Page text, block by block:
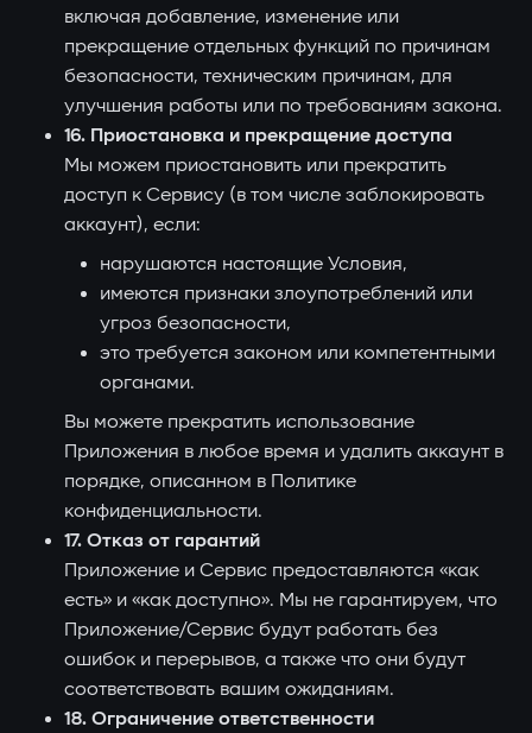
включая добавление, изменение или
прекращение отдельных функций по причинам
безопасности, техническим причинам, для
улучшения работы или по требованиям закона.
16. Приостановка и прекращение доступа
Мы можем приостановить или прекратить
доступ к Сервису (в том числе заблокировать
аккаунт), если:
нарушаются настоящие Условия,
имеются признаки злоупотреблений или
угроз безопасности,
это требуется законом или компетентными
органами.
Вы можете прекратить использование
Приложения в любое время и удалить аккаунт в
порядке, описанном в Политике
конфиденциальности.
17. Отказ от гарантий
Приложение и Сервис предоставляются «как
есть» и «как доступно». Мы не гарантируем, что
Приложение/Сервис будут работать без
ошибок и перерывов, а также что они будут
соответствовать вашим ожиданиям.
18. Ограничение ответственности